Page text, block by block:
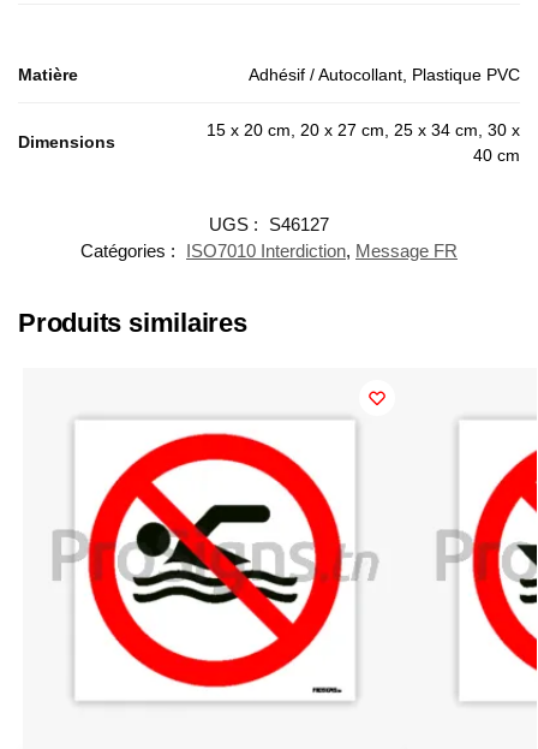
Matière Adhésif / Autocollant, Plastique PVC
Dimensions
15 x 20 cm, 20 x 27 cm, 25 x 34 cm, 30 x
40 cm
UGS :
S46127
Catégories :
ISO7010 Interdiction, Message FR
Produits similaires